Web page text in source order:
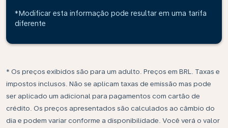
*Modificar esta informação pode resultar em uma tarifa
diferente
* Os preços exibidos são para um adulto. Preços em BRL. Taxas e
impostos inclusos. Não se aplicam taxas de emissão mas pode
ser aplicado um adicional para pagamentos com cartão de
crédito. Os preços apresentados são calculados ao câmbio do
dia e podem variar conforme a disponibilidade. Você verá o valor